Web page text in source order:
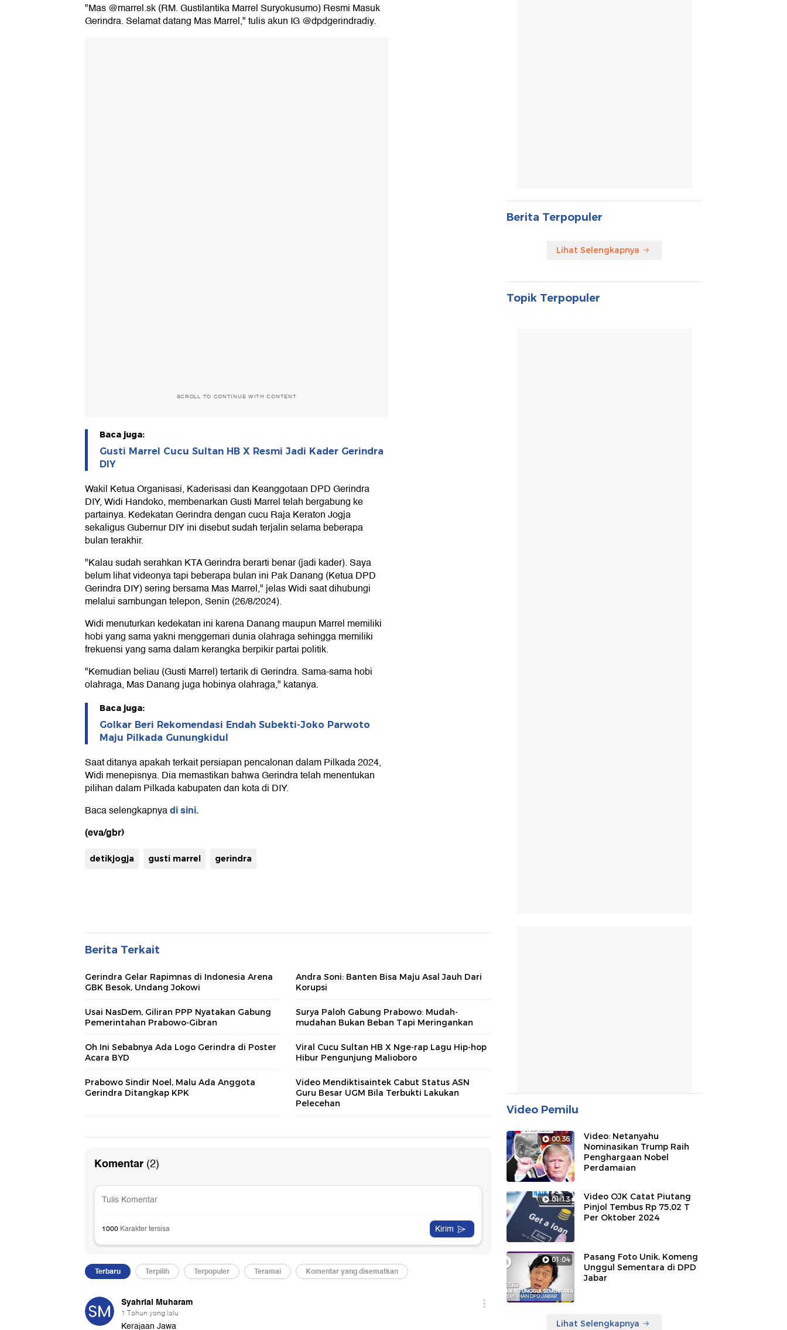
"Mas @marrel.sk (RM. Gustilantika Marrel Suryokusumo) Resmi Masuk
Gerindra. Selamat datang Mas Marrel," tulis akun IG @dpdgerindradiy.
SCROLL TO CONTINUE WITH CONTENT
Baca juga:
Gusti Marrel Cucu Sultan HB X Resmi Jadi Kader Gerindra
DIY
Wakil Ketua Organisasi, Kaderisasi dan Keanggotaan DPD Gerindra
DIY, Widi Handoko, membenarkan Gusti Marrel telah bergabung ke
partainya. Kedekatan Gerindra dengan cucu Raja Keraton Jogja
sekaligus Gubernur DIY ini disebut sudah terjalin selama beberapa
bulan terakhir.
"Kalau sudah serahkan KTA Gerindra berarti benar (jadi kader). Saya
belum lihat videonya tapi beberapa bulan ini Pak Danang (Ketua DPD
Gerindra DIY) sering bersama Mas Marrel," jelas Widi saat dihubungi
melalui sambungan telepon, Senin (26/8/2024).
Widi menuturkan kedekatan ini karena Danang maupun Marrel memiliki
hobi yang sama yakni menggemari dunia olahraga sehingga memiliki
frekuensi yang sama dalam kerangka berpikir partai politik.
"Kemudian beliau (Gusti Marrel) tertarik di Gerindra. Sama-sama hobi
olahraga, Mas Danang juga hobinya olahraga," katanya.
Baca juga:
Golkar Beri Rekomendasi Endah Subekti-Joko Parwoto
Maju Pilkada Gunungkidul
Saat ditanya apakah terkait persiapan pencalonan dalam Pilkada 2024,
Widi menepisnya. Dia memastikan bahwa Gerindra telah menentukan
pilihan dalam Pilkada kabupaten dan kota di DIY.
Baca selengkapnyadi sini.
(eva/gbr)
detikjogja gusti marrel gerindra
Berita Terkait
Gerindra Gelar Rapimnas di Indonesia Arena
GBK Besok, Undang Jokowi
Andra Soni: Banten Bisa Maju Asal Jauh Dari
Korupsi
Usai NasDem, Giliran PPP Nyatakan Gabung
Pemerintahan Prabowo-Gibran
Surya Paloh Gabung Prabowo: Mudah-
mudahan Bukan Beban Tapi Meringankan
Oh Ini Sebabnya Ada Logo Gerindra di Poster
Acara BYD
Viral Cucu Sultan HB X Nge-rap Lagu Hip-hop
Hibur Pengunjung Malioboro
Prabowo Sindir Noel, Malu Ada Anggota
Gerindra Ditangkap KPK
Video Mendiktisaintek Cabut Status ASN
Guru Besar UGM Bila Terbukti Lakukan
Pelecehan
Berita Terpopuler
Lihat Selengkapnya
Topik Terpopuler
Video Pemilu
00:36
Video: Netanyahu
Nominasikan Trump Raih
Penghargaan Nobel
Perdamaian
01:13
Video OJK Catat Piutang
Pinjol Tembus Rp 75,02 T
Per Oktober 2024
01:04
Pasang Foto Unik, Komeng
Unggul Sementara di DPD
Jabar
Lihat Selengkapnya